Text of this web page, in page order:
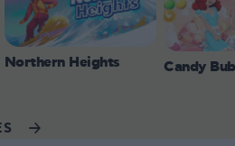
Northern Heights Candy